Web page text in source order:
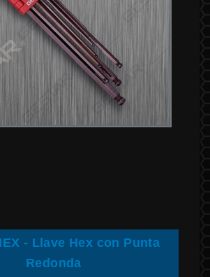
- Llave Hex con Punta
Redonda